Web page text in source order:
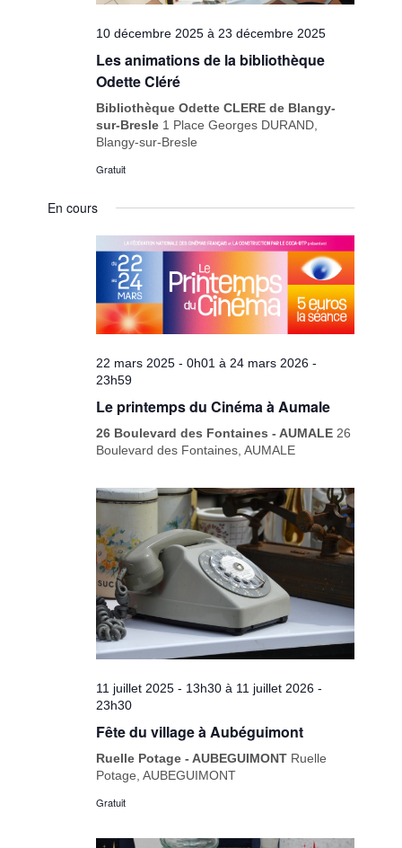
10 décembre 2025 à 23 décembre 2025
Les animations de la bibliothèque
Odette Cléré
Bibliothèque Odette CLERE de Blangy-
sur-Bresle 1 Place Georges DURAND,
Blangy-sur-Bresle
Gratuit
En cours
22 mars 2025 - 0h01 à 24 mars 2026 -
23h59
Le printemps du Cinéma à Aumale
26 Boulevard des Fontaines - AUMALE 26
Boulevard des Fontaines, AUMALE
11 juillet 2025 - 13h30 à 11 juillet 2026 -
23h30
Fête du village à Aubéguimont
Ruelle Potage - AUBEGUIMONT Ruelle
Potage, AUBEGUIMONT
Gratuit